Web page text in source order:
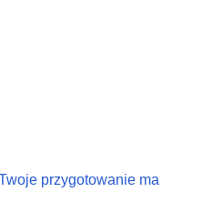
przygotowanie ma